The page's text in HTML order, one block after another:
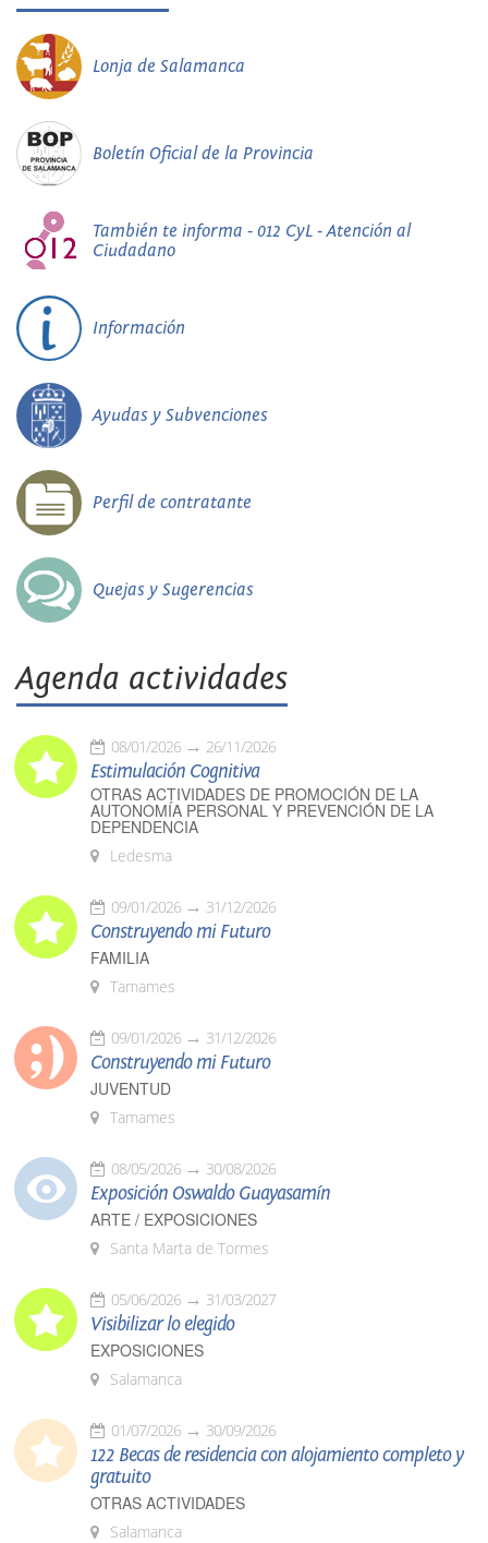
Lonja de Salamanca
Boletín Oficial de la Provincia
También te informa - 012 CyL - Atención al
Ciudadano
Información
Ayudas y Subvenciones
Perfil de contratante
Quejas y Sugerencias
Agenda actividades
08/01/2026 26/11/2026
Estimulación Cognitiva
OTRAS ACTIVIDADES DE PROMOCIÓN DE LA
AUTONOMÍA PERSONAL Y PREVENCIÓN DE LA
DEPENDENCIA
Ledesma
09/01/2026 31/12/2026
Construyendo mi Futuro
FAMILIA
Tamames
09/01/2026 31/12/2026
Construyendo mi Futuro
JUVENTUD
Tamames
08/05/2026 30/08/2026
Exposición Oswaldo Guayasamín
ARTE / EXPOSICIONES
Santa Marta de Tormes
05/06/2026 31/03/2027
Visibilizar lo elegido
EXPOSICIONES
Salamanca
01/07/2026 30/09/2026
122 Becas de residencia con alojamiento completo y
gratuito
OTRAS ACTIVIDADES
Salamanca